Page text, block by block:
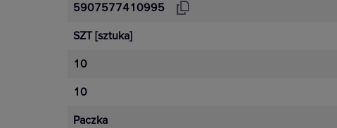
5907577410995
SZT [sztuka]
10
10
Paczka